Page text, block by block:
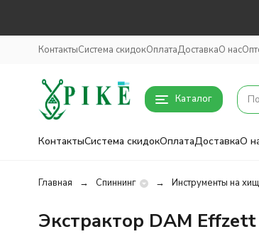
КонтактыСистема скидокОплатаДоставкаО нас
Каталог
КонтактыСистема скидокОплатаДоставкаО
Главная Спиннинг Инструменты на
Экстрактор DAM